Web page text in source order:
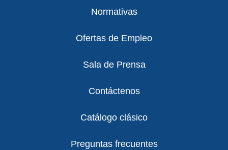
Normativas
Ofertas de Empleo
Sala de Prensa
Contáctenos
Catálogo clásico
Preguntas frecuentes